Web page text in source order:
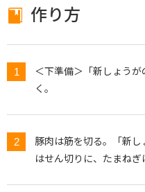
作り方
＜下準備＞「新しょう
く。
豚肉は筋を切る。「新
はせん切りに、たまねぎ